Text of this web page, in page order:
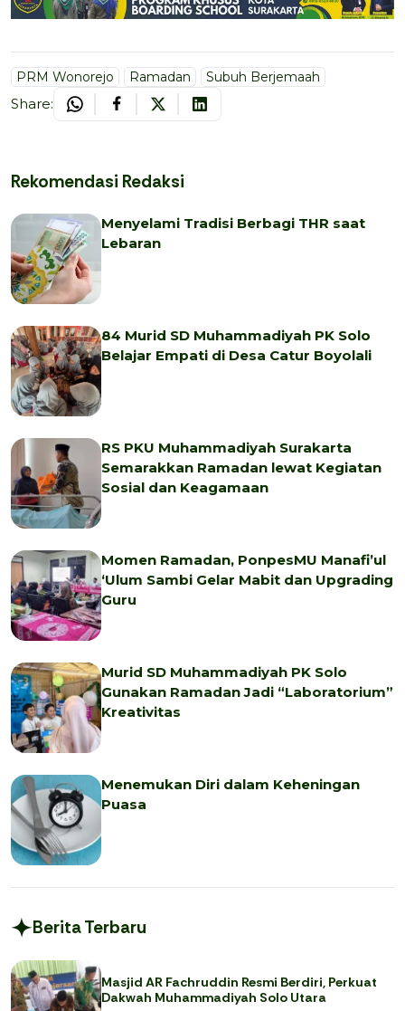
PRM Wonorejo Ramadan Subuh Berjemaah
Share:
Rekomendasi Redaksi
Menyelami Tradisi Berbagi THR saat
Lebaran
84 Murid SD Muhammadiyah PK Solo
Belajar Empati di Desa Catur Boyolali
RS PKU Muhammadiyah Surakarta
Semarakkan Ramadan lewat Kegiatan
Sosial dan Keagamaan
Momen Ramadan, PonpesMU Manafi’ul
‘Ulum Sambi Gelar Mabit dan Upgrading
Guru
Murid SD Muhammadiyah PK Solo
Gunakan Ramadan Jadi “Laboratorium”
Kreativitas
Menemukan Diri dalam Keheningan
Puasa
Berita Terbaru
Masjid AR Fachruddin Resmi Berdiri, Perkuat
Dakwah Muhammadiyah Solo Utara